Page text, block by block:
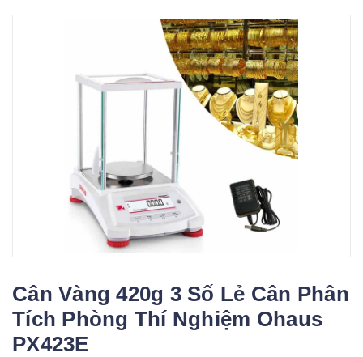
Cân Vàng 420g 3 Số Lẻ Cân Phân
Tích Phòng Thí Nghiệm Ohaus
PX423E